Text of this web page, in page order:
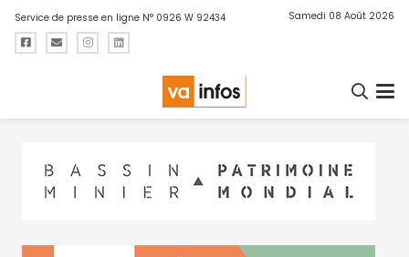
Service de presse en ligne N° 0926 W 92434 Samedi 08 Août 2026